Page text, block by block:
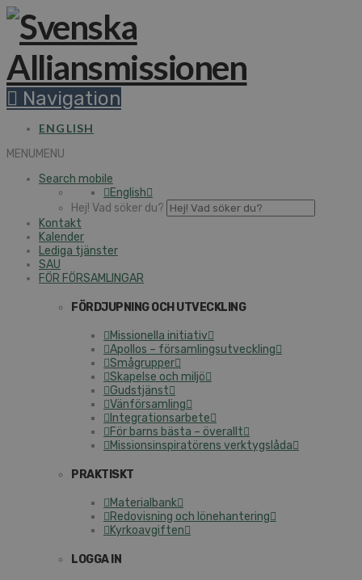
Navigation
ENGLISH
MENUMENU
Search mobile
English
Hej! Vad söker du?
Kontakt
Kalender
Lediga tjänster
SAU
FÖR FÖRSAMLINGAR
FÖRDJUPNING OCH UTVECKLING
Missionella initiativ
Apollos – församlingsutveckling
Smågrupper
Skapelse och miljö
Gudstjänst
Vänförsamling
Integrationsarbete
För barns bästa – överallt
Missionsinspiratörens verktygslåda
PRAKTISKT
Materialbank
Redovisning och lönehantering
Kyrkoavgiften
LOGGA IN